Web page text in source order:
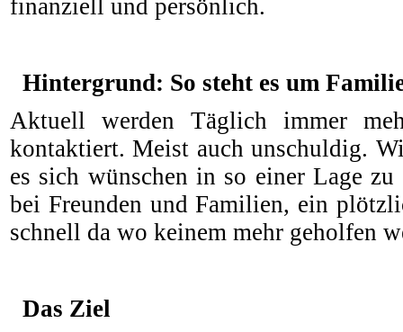
finanziell und persönlich.
Hintergrund: So steht es um
Aktuell werden Täglich immer
kontaktiert. Meist auch unschuldig.
es sich wünschen in so einer Lage
bei Freunden und Familien, ein
schnell da wo keinem mehr geholfen
Das Ziel